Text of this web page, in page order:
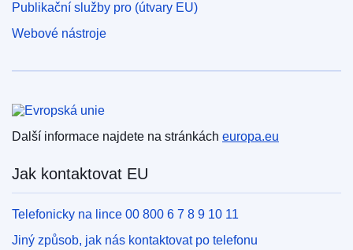
Publikační služby pro (útvary EU)
Webové nástroje
Evropská unie
Další informace najdete na stránkách europa.eu
Jak kontaktovat EU
Telefonicky na lince 00 800 6 7 8 9 10 11
Jiný způsob, jak nás kontaktovat po telefonu